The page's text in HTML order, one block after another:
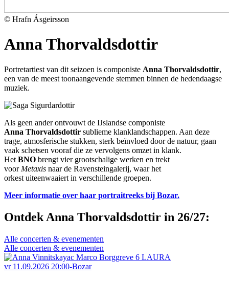
© Hrafn Ásgeirsson
Anna Thorvaldsdottir
Portretartiest van dit seizoen is componiste Anna Thorvaldsdottir,
een van de meest toonaangevende stemmen binnen de hedendaagse
muziek.
Als geen ander ontvouwt de IJslandse componiste
Anna Thorvaldsdottir sublieme klanklandschappen. Aan deze
trage, atmosferische stukken, sterk beïnvloed door de natuur, gaan
vaak schetsen vooraf die ze vervolgens omzet in klank.
Het BNO brengt vier grootschalige werken en trekt
voorMetaxis naar de Ravensteingalerij, waar het
orkest uiteenwaaiert in verschillende groepen.
Meer informatie over haar portraitreeks bij Bozar.
Ontdek Anna Thorvaldsdottir in 26/27:
Alle concerten & evenementen
Alle concerten & evenementen
vr 11.09.2026 20:00-Bozar